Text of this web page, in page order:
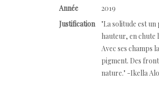
Année
2019
Justification
"La solitude est
hauteur, en chute
Avec ses champs
pigment. Des
nature." -Ikella